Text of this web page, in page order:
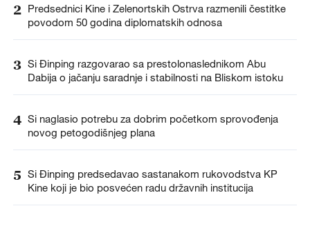
2 Predsednici Kine i Zelenortskih Ostrva razmenili čestitke
povodom 50 godina diplomatskih odnosa
3 Si Đinping razgovarao sa prestolonaslednikom Abu
Dabija o jačanju saradnje i stabilnosti na Bliskom istoku
4 Si naglasio potrebu za dobrim početkom sprovođenja
novog petogodišnjeg plana
5 Si Đinping predsedavao sastanakom rukovodstva KP
Kine koji je bio posvećen radu državnih institucija